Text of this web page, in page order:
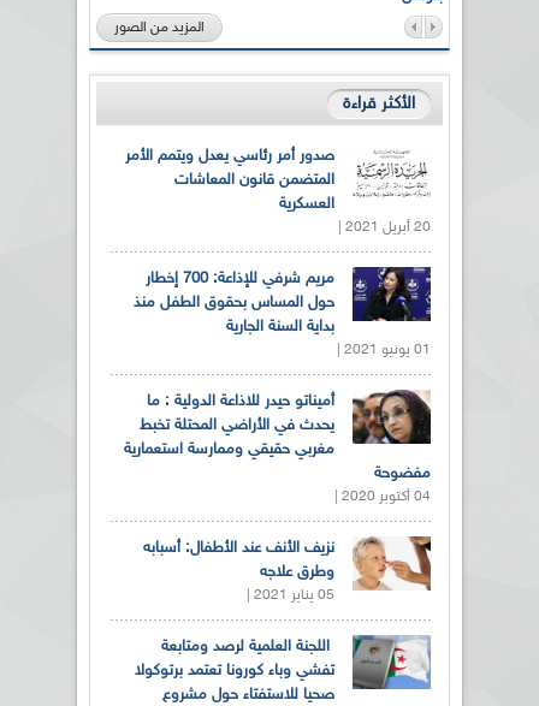
المزيد من الصور
الأكثر قراءة
صدور أمر رئاسي يعدل ويتمم الأمر
المتضمن قانون المعاشات
العسكرية
20 أبريل 2021 |
مريم شرفي للإذاعة: 700 إخطار
حول المساس بحقوق الطفل منذ
بداية السنة الجارية
01 يونيو 2021 |
أميناتو حيدر للاذاعة الدولية : ما
يحدث في الأراضي المحتلة تخبط
مغربي حقيقي وممارسة استعمارية
مفضوحة
04 أكتوبر 2020 |
نزيف الأنف عند الأطفال: أسبابه
وطرق علاجه
05 يناير 2021 |
اللجنة العلمية لرصد ومتابعة
تفشي وباء كورونا تعتمد برتوكولا
صحيا للاستفتاء حول مشروع